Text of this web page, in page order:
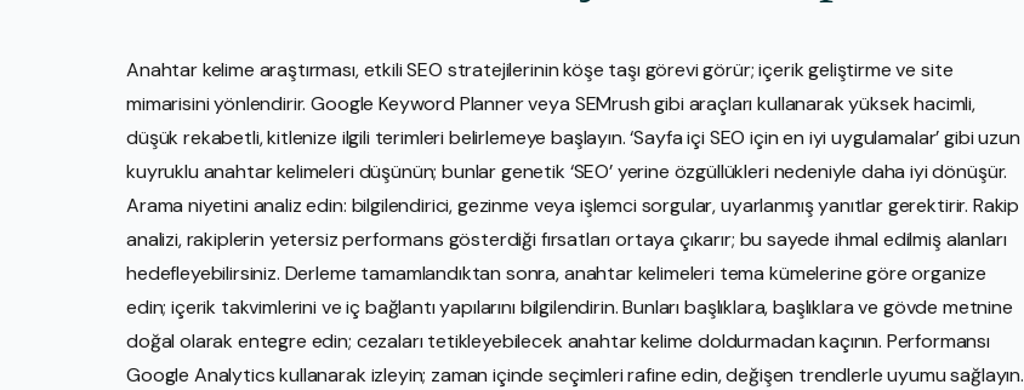
Anahtar kelime araştırması, etkili SEO stratejilerinin köşe taşı görevi görür; içerik geliştirme ve site
mimarisini yönlendirir. Google Keyword Planner veya SEMrush gibi araçları kullanarak yüksek hacimli,
düşük rekabetli, kitlenize ilgili terimleri belirlemeye başlayın. ‘Sayfa içi SEO için en iyi uygulamalar’ gibi uzun
kuyruklu anahtar kelimeleri düşünün; bunlar genetik ‘SEO’ yerine özgüllükleri nedeniyle daha iyi dönüşür.
Arama niyetini analiz edin: bilgilendirici, gezinme veya işlemci sorgular, uyarlanmış yanıtlar gerektirir. Rakip
analizi, rakiplerin yetersiz performans gösterdiği fırsatları ortaya çıkarır; bu sayede ihmal edilmiş alanları
hedefleyebilirsiniz. Derleme tamamlandıktan sonra, anahtar kelimeleri tema kümelerine göre organize
edin; içerik takvimlerini ve iç bağlantı yapılarını bilgilendirin. Bunları başlıklara, başlıklara ve gövde metnine
doğal olarak entegre edin; cezaları tetikleyebilecek anahtar kelime doldurmadan kaçının. Performansı
Google Analytics kullanarak izleyin; zaman içinde seçimleri rafine edin, değişen trendlerle uyumu sağlayın.